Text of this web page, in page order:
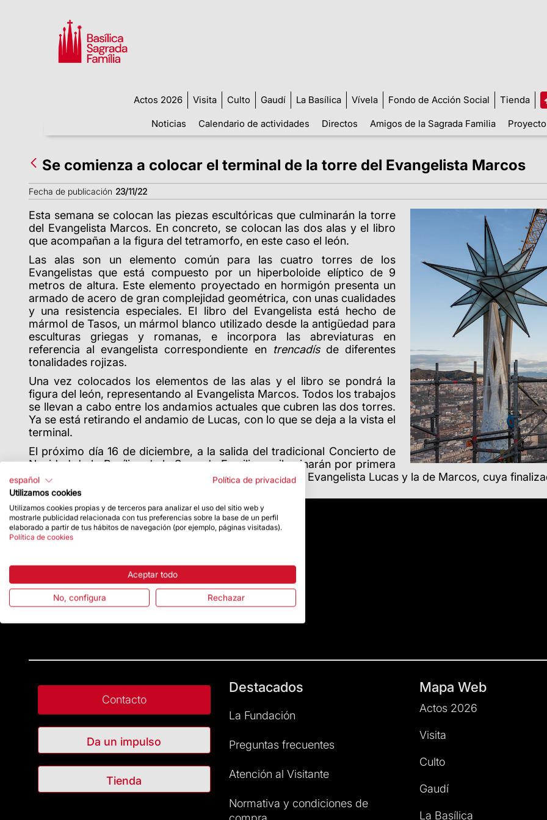
Actos 2026 Visita Culto Gaudí La Basílica Vívela Fondo de Acción Social Tienda
Noticias
Calendario de actividades Directos Amigos de la Sagrada Familia
Se comienza a colocar el terminal de la torre del Evangelista Marcos
Fecha de publicación 23/11/22
Esta semana se colocan las piezas escultóricas que culminarán la torre
del Evangelista Marcos. En concreto, se colocan las dos alas y el libro
que acompañan a la figura del tetramorfo, en este caso el león.
Las alas son un elemento común para las cuatro torres de los
Evangelistas que está compuesto por un hiperboloide elíptico de 9
metros de altura. Este elemento proyectado en hormigón presenta un
armado de acero de gran complejidad geométrica, con unas cualidades
y una resistencia especiales. El libro del Evangelista está hecho de
mármol de Tasos, un mármol blanco utilizado desde la antigüedad para
esculturas griegas y romanas, e incorpora las abreviaturas en
referencia al evangelista correspondiente en trencadísde diferentes
tonalidades rojizas.
Una vez colocados los elementos de las alas y el libro se pondrá la
figura del león, representando al Evangelista Marcos. Todos los trabajos
se llevan a cabo entre los andamios actuales que cubren las dos torres.
Ya se está retirando el andamio de Lucas, con lo que se deja a la vista el
terminal.
El próximo día 16 de diciembre, a la salida del tradicional Concierto de
Navidad de la Basílica de la Sagrada Familia, se iluminarán por primera
vez dos de las cuatro torres de los Evangelistas, la del Evangelista Lucas y la de Marcos, cuya
Contacto
Da un impulso
Tienda
Destacados
La Fundación
Preguntas frecuentes
Atención al Visitante
Normativa y condiciones de
Mapa Web
Actos 2026
Visita
Culto
Gaudí
La Basílica
español
Política de privacidad
Utilizamos cookies
Utilizamos cookies propias y de terceros para analizar el uso del sitio web y
mostrarle publicidad relacionada con tus preferencias sobre la base de un perfil
elaborado a partir de tus hábitos de navegación (por ejemplo, páginas visitadas).
Política de cookies
Aceptar todo
No, configura Rechazar